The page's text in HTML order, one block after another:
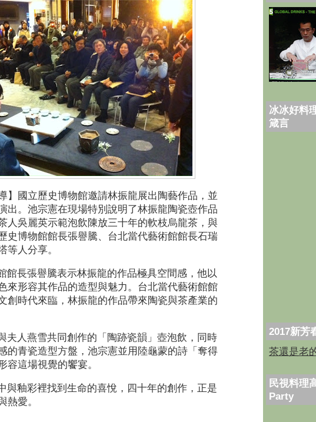
】
國立歷史博物館邀請林振龍展出陶藝作品，並
出。池宗憲在現場特別說明了林振龍陶瓷壺作品
人吳麗英示範泡飲陳放三十年的軟枝烏龍茶，與
史博物館館長張譽騰、台北當代藝術館館長石瑞
等人分享。
館長張譽騰表示林振龍的作品極具空間感，他以
來形容其作品的造型與魅力。台北當代藝術館館
創時代來臨，林振龍的作品帶來陶瓷與茶產業的
夫人燕雪共同創作的「陶跡瓷韻」壺泡飲，同時
的青瓷造型方盤，池宗憲並用陸龜蒙的詩「奪得
容這場視覺的饗宴。
與釉彩裡找到生命的喜悅，四十年的創作，正是
熱愛。
冰冰好料
箴言
2017新芳
茶還是老
民視料理
Party